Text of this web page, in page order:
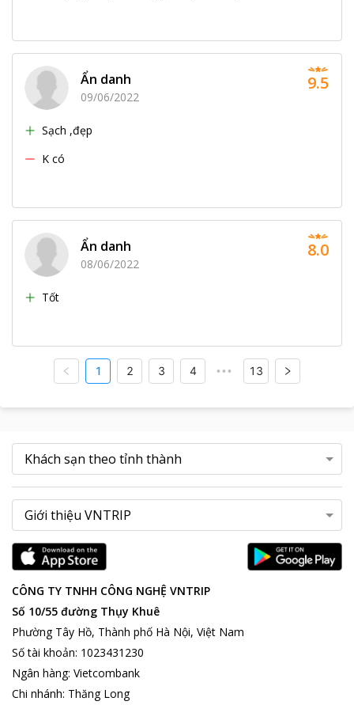
Ẩn danh
09/06/2022
Sạch ,đẹp
K có
9.5
Ẩn danh
08/06/2022
Tốt
8.0
1 2 3 4 ••• 13
CÔNG TY TNHH CÔNG NGHỆ VNTRIP
Số 10/55 đường Thụy Khuê
Phường Tây Hồ, Thành phố Hà Nội, Việt Nam
Số tài khoản: 1023431230
Ngân hàng: Vietcombank
Chi nhánh: Thăng Long